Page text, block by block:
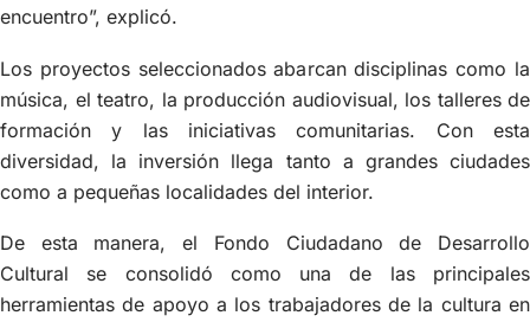
encuentro”, explicó.
Los proyectos seleccionados abarcan disciplinas como la
música, el teatro, la producción audiovisual, los talleres de
formación y las iniciativas comunitarias. Con esta
diversidad, la inversión llega tanto a grandes ciudades
como a pequeñas localidades del interior.
De esta manera, el Fondo Ciudadano de Desarrollo
Cultural se consolidó como una de las principales
herramientas de apoyo a los trabajadores de la cultura en